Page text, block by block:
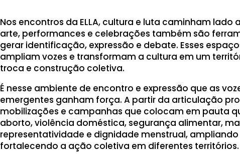
Nos encontros da ELLA, cultura e luta caminham lado
arte, performances e celebrações também são
gerar identificação, expressão e debate. Esses
ampliam vozes e transformam a cultura em um
troca e construção coletiva.
É nesse ambiente de encontro e expressão que as
emergentes ganham força. A partir da articulação
mobilizações e campanhas que colocam em pauta
aborto, violência doméstica, segurança alimentar,
representatividade e dignidade menstrual,
fortalecendo a ação coletiva em diferentes territórios.